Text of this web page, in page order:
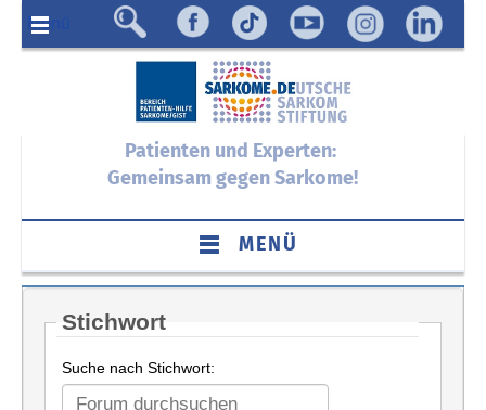
Menü
Patienten und Experten:
Gemeinsam gegen Sarkome!
MENÜ
Stichwort
Suche nach Stichwort: